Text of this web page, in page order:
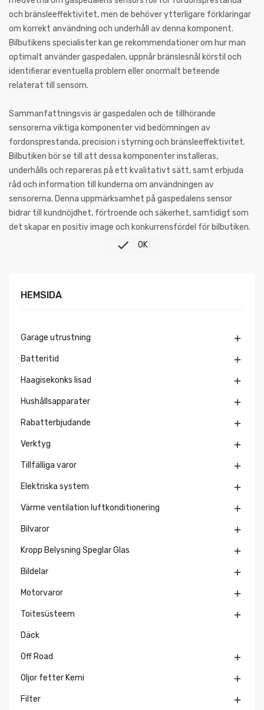
och bränsleeffektivitet, men de behöver ytterligare förklaringar
om korrekt användning och underhåll av denna komponent.
Bilbutikens specialister kan ge rekommendationer om hur man
optimalt använder gaspedalen, uppnår bränslesnål körstil och
identifierar eventuella problem eller onormalt beteende
relaterat till sensorn.
Sammanfattningsvis är gaspedalen och de tillhörande
sensorerna viktiga komponenter vid bedömningen av
fordonsprestanda, precision i styrning och bränsleeffektivitet.
Bilbutiken bör se till att dessa komponenter installeras,
underhålls och repareras på ett kvalitativt sätt, samt erbjuda
råd och information till kunderna om användningen av
sensorerna. Denna uppmärksamhet på gaspedalens sensor
bidrar till kundnöjdhet, förtroende och säkerhet, samtidigt som
det skapar en positiv image och konkurrensfördel för bilbutiken.
 OK
HEMSIDA
Garage utrustning 
Batteritid 
Haagisekonks lisad 
Hushållsapparater 
Rabatterbjudande 
Verktyg 
Tillfälliga varor 
Elektriska system 
Värme ventilation luftkonditionering 
Bilvaror 
Kropp Belysning Speglar Glas 
Bildelar 
Motorvaror 
Toitesüsteem 
Däck
Off Road 
Oljor fetter Kemi 
Filter 